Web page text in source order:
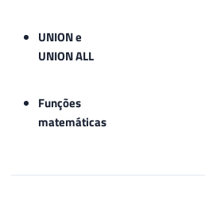
UNION e
UNION ALL
Funções
matemáticas